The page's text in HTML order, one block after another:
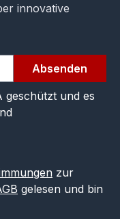
innovative
Absenden
geschützt und es
zur
gelesen und bin